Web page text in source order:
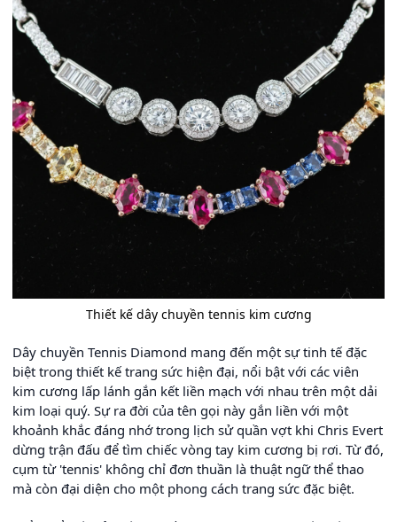
Thiết kế dây chuyền tennis kim cương
Dây chuyền Tennis Diamond mang đến một sự tinh tế đặc
biệt trong thiết kế trang sức hiện đại, nổi bật với các viên
kim cương lấp lánh gắn kết liền mạch với nhau trên một dải
kim loại quý. Sự ra đời của tên gọi này gắn liền với một
khoảnh khắc đáng nhớ trong lịch sử quần vợt khi Chris Evert
dừng trận đấu để tìm chiếc vòng tay kim cương bị rơi. Từ đó,
cụm từ 'tennis' không chỉ đơn thuần là thuật ngữ thể thao
mà còn đại diện cho một phong cách trang sức đặc biệt.